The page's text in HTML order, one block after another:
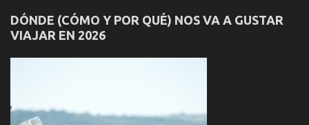
DÓNDE (CÓMO Y POR QUÉ) NOS VA A GUSTAR
VIAJAR EN 2026